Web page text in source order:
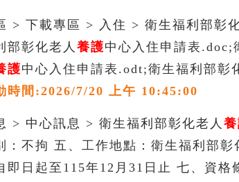
> 下載專區 > 入住 > 衛生福利部彰
部彰化老人 養護中心入住申請表.doc;
護中心入住申請表.odt;衛生福利部彰
時間:2026/7/20 上午 10:45:00
> 中心訊息 > 衛生福利部彰化老人
：不拘 五、工作地點：衛生福利部彰
即日起至115年12月31日止 七、資格